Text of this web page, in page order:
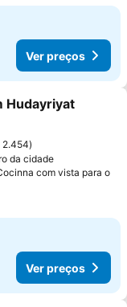
Ver preços
favoritos
Hudayriyat
2.454
da cidade
com vista para o
Ver preços